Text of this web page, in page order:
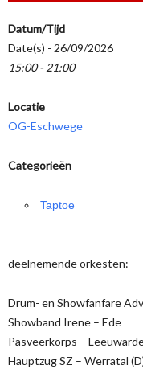
Datum/Tijd
Date(s) - 26/09/2026
15:00 - 21:00
Locatie
OG-Eschwege
Categorieën
Taptoe
deelnemende orkesten:
Drum- en Showfanfare
Showband Irene – Ede
Pasveerkorps –
Hauptzug SZ – Werratal